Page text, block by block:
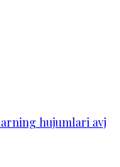
hujumlari avj